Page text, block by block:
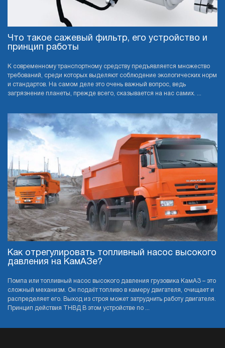
Что такое сажевый фильтр, его устройство и
принцип работы
К современному транспортному средству предъявляется множество
требований, среди которых выделяют соблюдение экологических норм
и стандартов. На самом деле это очень важный вопрос, ведь
загрязнение планеты, прежде всего, сказывается на нас самих. ...
Как отрегулировать топливный насос высокого
давления на КамАЗе?
Помпа или топливный насос высокого давления грузовика КамАЗ – это
сложный механизм. Он подаёт топливо в камеру двигателя, очищает и
распределяет его. Выход из строя может затруднить работу двигателя.
Принцип действия ТНВД В этом устройстве по ...